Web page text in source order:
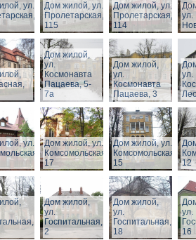
ул.
Дом жилой, ул.
Пролетарская,
115
Дом жилой, ул.
Пролетарская,
114
Дом жилой,
ул.
Космонавта
Пацаева, 5-
7а
Дом жилой,
ул.
Космонавта
Пацаева, 3
ул.
ул.
Дом жилой, ул.
Комсомольская,
17
Дом жилой, ул.
Комсомольская,
15
12
Дом жилой,
ул.
Госпитальная,
2
Дом жилой,
ул.
Госпитальная,
18
ул.
16